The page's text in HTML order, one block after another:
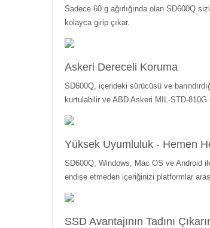
Sadece 60 g ağırlığında olan SD600Q
kolayca girip çıkar.
Askeri Dereceli Koruma
SD600Q, içerideki sürücüsü ve
kurtulabilir ve ABD Askeri MIL-STD-810G
Yüksek Uyumluluk - Hemen
SD600Q, Windows, Mac OS ve Android
endişe etmeden içeriğinizi platformlar
SSD Avantajının Tadını